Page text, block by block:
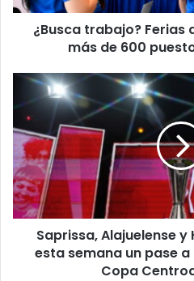
600
puestos¿Busca trabajo?
más de 600
Saprissa,
Alajuelense
Herediano
buscarán
esta
semana
un
pase
Saprissa, Alajuelense
esta semana un pase
Copa